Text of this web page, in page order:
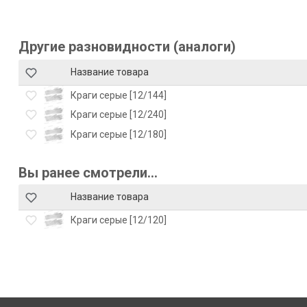
Другие разновидности (аналоги)
Название товара
Краги серые [12/144]
Краги серые [12/240]
Краги серые [12/180]
Вы ранее смотрели...
Название товара
Краги серые [12/120]